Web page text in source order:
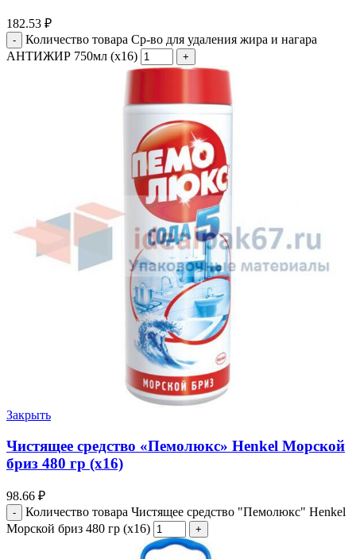
182.53 ₽
Количество товара Cр-во для удаления жира и нагара
АНТИЖИР 750мл (х16)
Закрыть
Чистящее средство «Пемолюкс» Henkel Морской
бриз 480 гр (х16)
98.66 ₽
Количество товара Чистящее средство "Пемолюкс" Henkel
Морской бриз 480 гр (х16)